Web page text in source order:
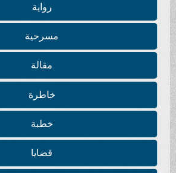
رواية
مسرحية
مقالة
خاطرة
خطبة
قضايا